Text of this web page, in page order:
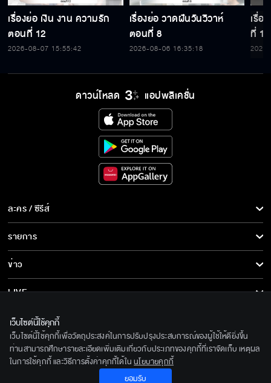
เรื่องย่อ เงิน งาน ความรัก
ตอนที่ 12
2026-08-07 15:55:42
เรื่องย่อ วาดฝันวันวิวาห์
ตอนที่ 8
2026-08-06 16:35:18
เรื่อ
ที่ 15
ดาวน์โหลด แอปพลิเคชั่น
ละคร / ซีรีส์
ละคร/ซีรีส์
ซีรีส์นานาชาติ
การ์ตูน & เกม
รายการ
รายการทั้งหมด
ข่าว
ข่าวทั้งหมด
ข่าวประชาสัมพันธ์
LIVE
เกี่ยวกับเรา
BEC World
รู้จักเรา
ติดตามเราได้ที่
© 2020 Bangkok Entertainment Co.,Ltd. All Rights Reserved.
เว็บไซต์นี้ใช้คุกกี้
เว็บไซต์นี้ใช้คุกกี้เพื่อวัตถุประสงค์ในการปรับปรุงประสบการณ์ของผู้ใช้ให้ดียิ่งขึ้น
ท่านสามารถศึกษารายละเอียดเพิ่มเติมเกี่ยวกับประเภทของคุกกี้ที่เราจัดเก็บ เหตุผล
ในการใช้คุกกี้ และวิธีการตั้งค่าคุกกี้ได้ใน นโยบายคุกกี้
ยอมรับ